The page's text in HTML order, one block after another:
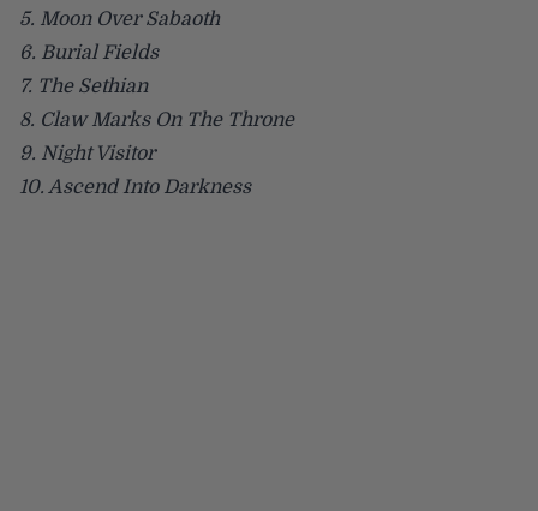
5. Moon Over Sabaoth
6. Burial Fields
7. The Sethian
8. Claw Marks On The Throne
9. Night Visitor
10. Ascend Into Darkness